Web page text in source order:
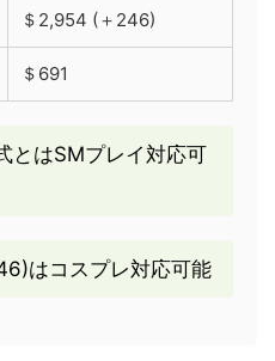
＄2,954 (＋246)
＄691
はSMプレイ対応可
はコスプレ対応可能